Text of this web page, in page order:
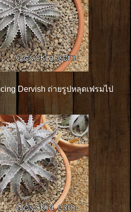
Dervish ถ่ายรูปหลุดเฟรมไป